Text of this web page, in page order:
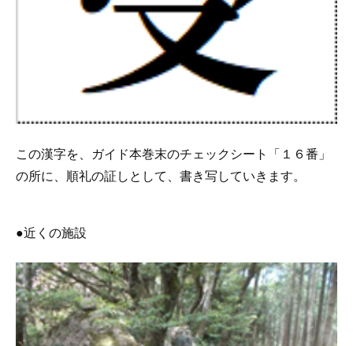
この漢字を、ガイド本巻末のチェックシート「１６番」
の所に、順礼の証しとして、書き写していきます。
●近くの施設